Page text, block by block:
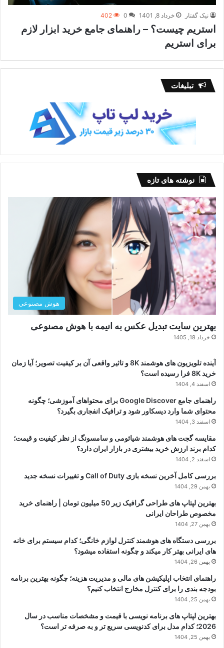
نیک گفتار خرداد 8, 1401 0
402
استریم چیست؟ – راهنمای جامع خرید ابزار لازم
برای استریم
تبلیغات
نوشته های تازه
هوش مصنوعی
بهترین سایت تبدیل عکس به انیمه با هوش مصنوعی
خرداد 18, 1405
آینده تلویزیون های هوشمند 8K و تاثیر واقعی آن بر کیفیت تصویر؛ آیا زمان
خرید 8K فرا رسیده است؟
اسفند 4, 1404
راهنمای جامع Google Discover برای محتواهای آموزشی؛ چگونه
محتوای شما وارد دیسکاور شود و ترافیک انفجاری بگیرد؟
اسفند 3, 1404
مقایسه گجت های هوشمند شیائومی و سامسونگ از نظر کیفیت و قیمت؛
کدام برند ارزش خرید بیشتری در بازار ایران دارد؟
اسفند 2, 1404
بررسی کامل آخرین نسخه بازی Call of Duty و تغییرات نسخه جدید
بهمن 29, 1404
بهترین لپتاپ های طراحی گرافیک زیر 50 میلیون تومان | راهنمای خرید
مخصوص طراحان ایرانی
بهمن 27, 1404
بررسی دستگاه های هوشمند کنترل لوازم خانگی؛ کدام سیستم برای خانه
های ایرانی بهتر کار میکند و چگونه استفاده میشود؟
بهمن 26, 1404
راهنمای انتخاب اپلیکیشن های مالی و مدیریت هزینه؛ چگونه بهترین برنامه
بودجه بندی را برای کنترل مخارج انتخاب کنیم؟
بهمن 25, 1404
بهترین لپتاپ های برنامه نویسی با قیمت و مشخصات مناسب در سال
2026؛ کدام مدل برای کدنویسی سریع تر و به صرفه تر است؟
بهمن 25, 1404